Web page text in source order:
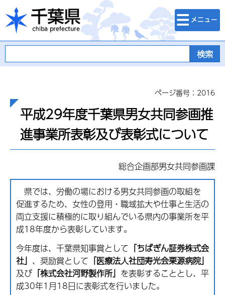
千葉県
検索・メニュ
ー
ページ番号：2016
平成29年度千葉県男女共同参画推
進事業所表彰及び表彰式について
総合企画部男女共同参画課
県では、労働の場における男女共同参画の取組を
促進するため、女性の登用・職域拡大や仕事と生活の
両立支援に積極的に取り組んでいる県内の事業所を平
成18年度から表彰しています。
今年度は、千葉県知事賞として 「ちばぎん証券株式会
社」 、奨励賞として 「医療法人社団寿光会栗源病院」
及び 「株式会社河野製作所」 を表彰することとし、平
成30年1月18日に表彰式を行いました。